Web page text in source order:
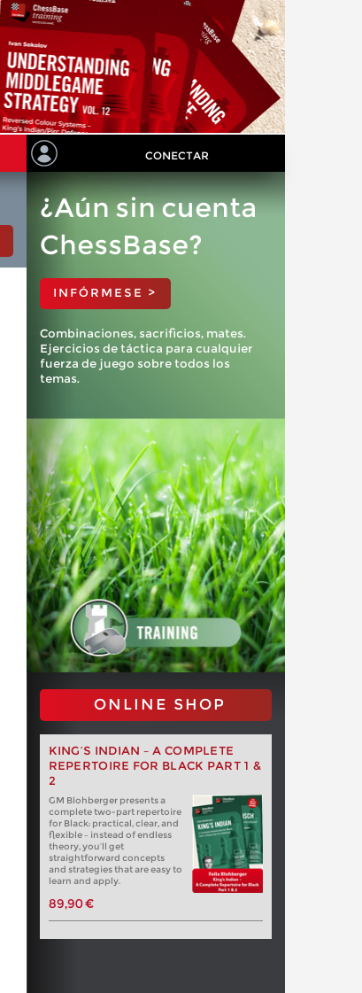
CONECTAR
¿Aún sin cuenta
ChessBase?
INFÓRMESE >
Combinaciones, sacrificios, mates.
Ejercicios de táctica para cualquier
fuerza de juego sobre todos los
temas.
ONLINE SHOP
KING’S INDIAN – A COMPLETE
REPERTOIRE FOR BLACK PART 1 &
2
GM Blohberger presents a
complete two-part repertoire
for Black: practical, clear, and
flexible – instead of endless
theory, you’ll get
straightforward concepts
and strategies that are easy to
learn and apply.
89,90 €